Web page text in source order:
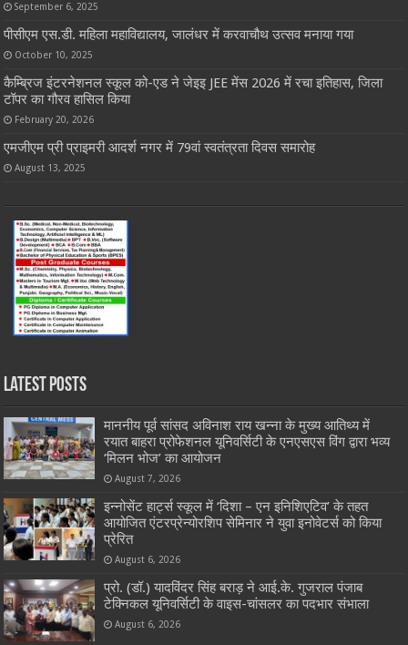
September 6, 2025
पीसीएम एस.डी. महिला महाविद्यालय, जालंधर में करवाचौथ उत्सव मनाया गया
October 10, 2025
कैम्ब्रिज इंटरनेशनल स्कूल को-एड ने जेइइ JEE मेंस 2026 में रचा इतिहास, जिला
टॉपर का गौरव हासिल किया
February 20, 2026
एमजीएम प्री प्राइमरी आदर्श नगर में 79वां स्वतंत्रता दिवस समारोह
August 13, 2025
Latest Posts
माननीय पूर्व सांसद अविनाश राय खन्ना के मुख्य आतिथ्य में
रयात बाहरा प्रोफेशनल यूनिवर्सिटी के एनएसएस विंग द्वारा भव्य
‘मिलन भोज’ का आयोजन
August 7, 2026
इन्नोसेंट हार्ट्स स्कूल में ‘दिशा – एन इनिशिएटिव’ के तहत
आयोजित एंटरप्रेन्योरशिप सेमिनार ने युवा इनोवेटर्स को किया
प्रेरित
August 6, 2026
प्रो. (डॉ.) यादविंदर सिंह बराड़ ने आई.के. गुजराल पंजाब
टेक्निकल यूनिवर्सिटी के वाइस-चांसलर का पदभार संभाला
August 6, 2026